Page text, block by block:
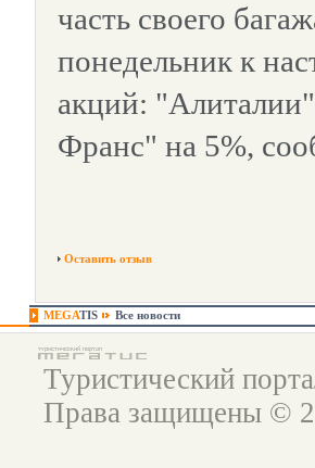
часть своего
понедельник к
акций:
Франс" на 5%,
Оставить отзыв
MEGATIS Все новости
Туристический
Права защищены ©